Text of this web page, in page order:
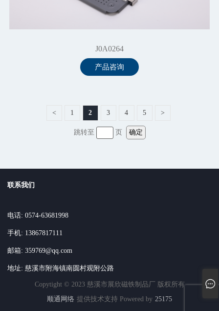
J0A0264
产品咨询
< 1 2 3 4 5 >
跳转至 页 确定
联系我们
电话: 0574-63681998
手机: 13867817111
邮箱: 359769@qq.com
地址: 慈溪市附海镇南圆村观附公路
Copytight © 2023 慈溪市展欣磁铁制品厂 版权所有
顺通网络 提供技术支持 Powered by 25175